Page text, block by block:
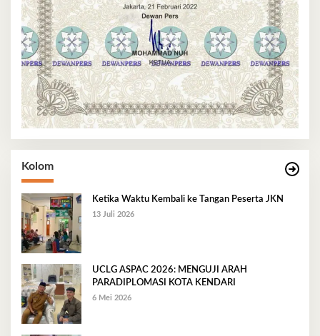
Kolom
Ketika Waktu Kembali ke Tangan Peserta JKN
13 Juli 2026
UCLG ASPAC 2026: MENGUJI ARAH
PARADIPLOMASI KOTA KENDARI
6 Mei 2026